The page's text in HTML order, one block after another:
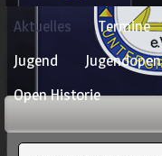
Navigation
überspringen
Aktuelles Termine
Jugend
Jugendopen
Open Historie